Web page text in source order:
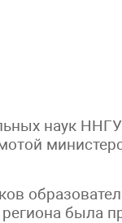
наук
была